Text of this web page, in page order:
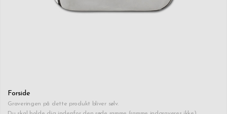
Forside
Graveringen på dette produkt bliver sølv.